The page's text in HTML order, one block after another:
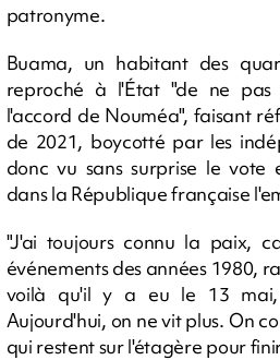
patronyme.
Buama, un habitant des
reproché à l'État "de ne
l'accord de Nouméa", faisant
de 2021, boycotté par les
donc vu sans surprise le
dans la République française
"J'ai toujours connu la paix,
événements des années 1980,
voilà qu'il y a eu le 13
Aujourd'hui, on ne vit plus. On
qui restent sur l'étagère pour